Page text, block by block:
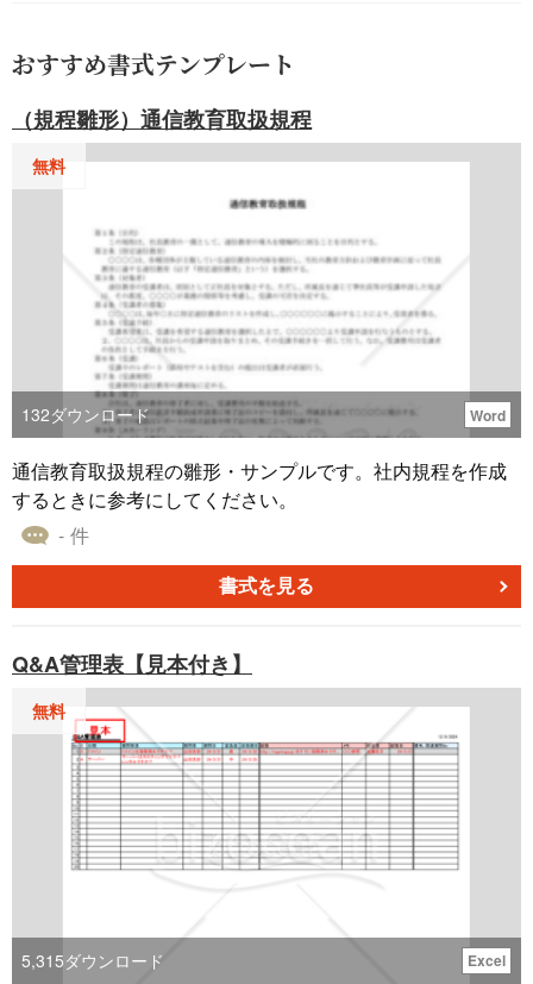
おすすめ書式テンプレート
（規程雛形）通信教育取扱規程
無料
132ダウンロード Word
通信教育取扱規程の雛形・サンプルです。社内規程を作成
するときに参考にしてください。
- 件
書式を見る
Q&A管理表【見本付き】
無料
5,315ダウンロード Excel